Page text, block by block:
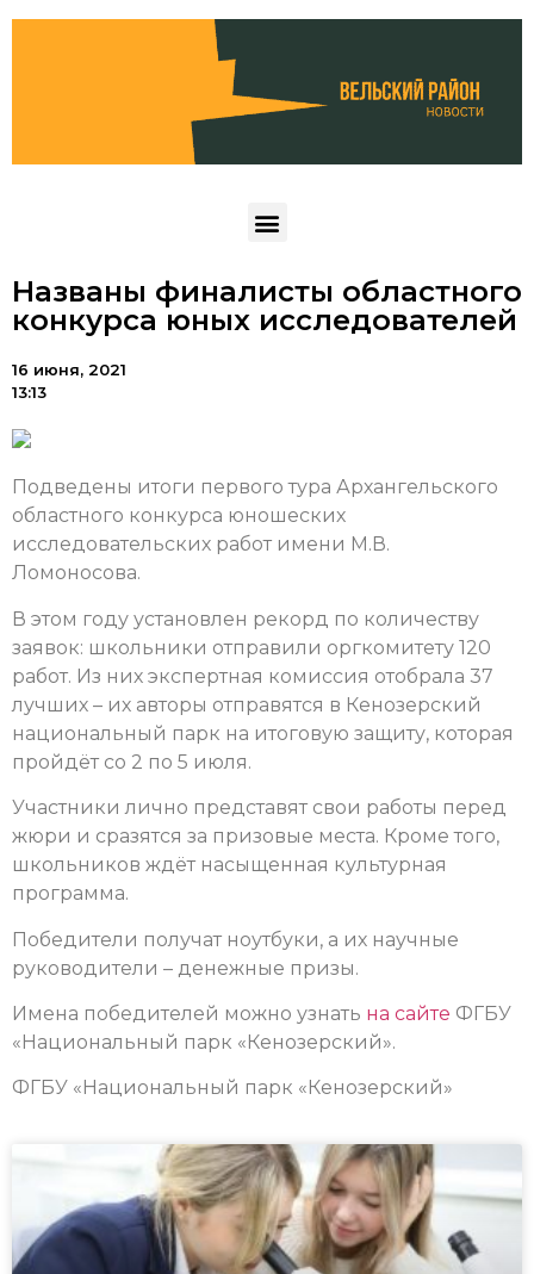
Названы финалисты областного
конкурса юных исследователей
16 июня, 2021
13:13
Подведены итоги первого тура Архангельского
областного конкурса юношеских
исследовательских работ имени М.В.
Ломоносова.
В этом году установлен рекорд по количеству
заявок: школьники отправили оргкомитету 120
работ. Из них экспертная комиссия отобрала 37
лучших – их авторы отправятся в Кенозерский
национальный парк на итоговую защиту, которая
пройдёт со 2 по 5 июля.
Участники лично представят свои работы перед
жюри и сразятся за призовые места. Кроме того,
школьников ждёт насыщенная культурная
программа.
Победители получат ноутбуки, а их научные
руководители – денежные призы.
Имена победителей можно узнать на сайте ФГБУ
«Национальный парк «Кенозерский».
ФГБУ «Национальный парк «Кенозерский»